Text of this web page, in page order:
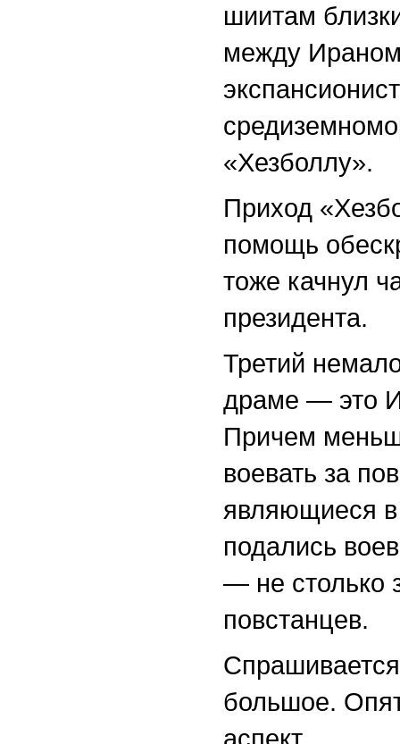
шиитам
между
«Хезболлу».
Приход
помощь
тоже качнул
президента.
Третий
драме — это
Причем
воевать за
являющиеся
подались
— не столько
повстанцев.
большое.